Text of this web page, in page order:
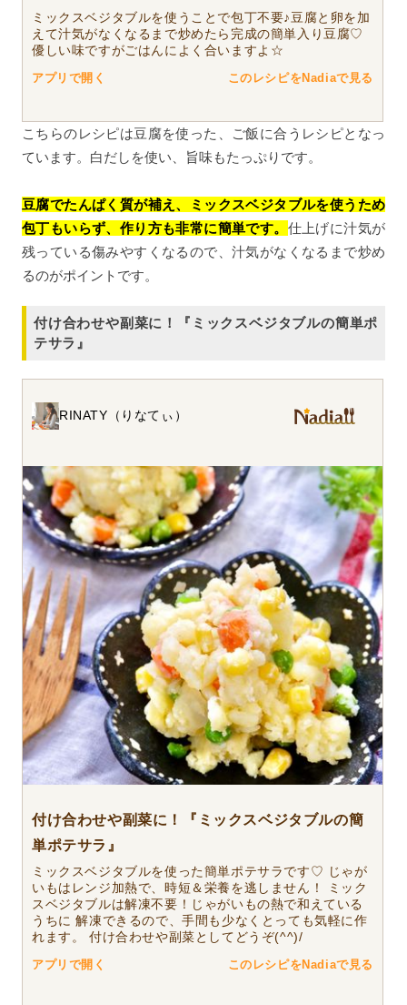
ミックスベジタブルを使うことで包丁不要♪豆腐と卵を加
えて汁気がなくなるまで炒めたら完成の簡単入り豆腐♡
優しい味ですがごはんによく合いますよ☆
アプリで開く このレシピをNadiaで見る
こちらのレシピは豆腐を使った、ご飯に合うレシピとなっ
ています。白だしを使い、旨味もたっぷりです。
豆腐でたんぱく質が補え、ミックスベジタブルを使うため
包丁もいらず、作り方も非常に簡単です。 仕上げに汁気が
残っている傷みやすくなるので、汁気がなくなるまで炒め
るのがポイントです。
付け合わせや副菜に！『ミックスベジタブルの簡単ポ
テサラ』
RINATY（りなてぃ）
付け合わせや副菜に！『ミックスベジタブルの簡
単ポテサラ』
ミックスベジタブルを使った簡単ポテサラです♡ じゃが
いもはレンジ加熱で、時短＆栄養を逃しません！ ミック
スベジタブルは解凍不要！じゃがいもの熱で和えている
うちに 解凍できるので、手間も少なくとっても気軽に作
れます。 付け合わせや副菜としてどうぞ(^^)/
アプリで開く このレシピをNadiaで見る